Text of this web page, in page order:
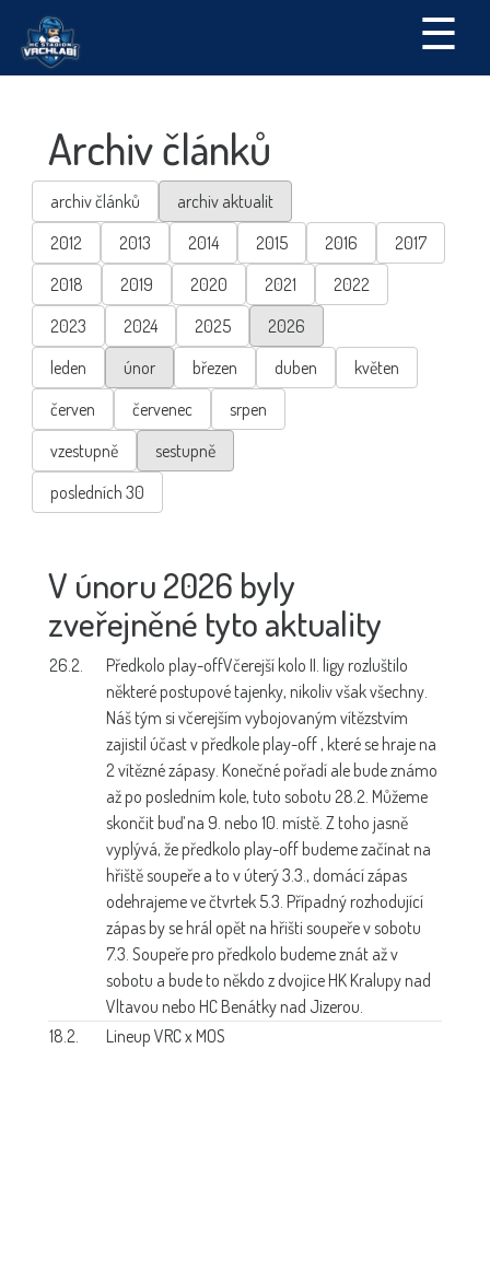
☰
Archiv článků
archiv článků
archiv aktualit
2012
2013 2014 2015 2016
2017
2018
2019 2020 2021
2022
2023
2024 2025
2026
leden
únor březen duben
květen
červen
červenec
srpen
vzestupně
sestupně
posledních 30
V únoru 2026 byly
zveřejněné tyto aktuality
26.2. Předkolo play-offVčerejší kolo II. ligy rozluštilo
některé postupové tajenky, nikoliv však všechny.
Náš tým si včerejším vybojovaným vítězstvím
zajistil účast v předkole play-off , které se hraje na
2 vítězné zápasy. Konečné pořadí ale bude známo
až po posledním kole, tuto sobotu 28.2. Můžeme
skončit buď na 9. nebo 10. místě. Z toho jasně
vyplývá, že předkolo play-off budeme začínat na
hřiště soupeře a to v úterý 3.3., domácí zápas
odehrajeme ve čtvrtek 5.3. Případný rozhodující
zápas by se hrál opět na hřišti soupeře v sobotu
7.3. Soupeře pro předkolo budeme znát až v
sobotu a bude to někdo z dvojice HK Kralupy nad
Vltavou nebo HC Benátky nad Jizerou.
18.2.
Lineup VRC x MOS